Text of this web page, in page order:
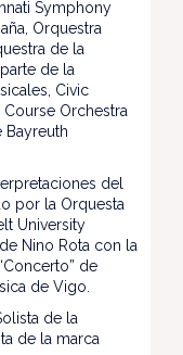
Symphony
Orquestra
de la
de la
Civic
Orchestra
Bayreuth
del
por la Orquesta
University
Nino Rota con la
de
de Vigo.
de la
de la marca